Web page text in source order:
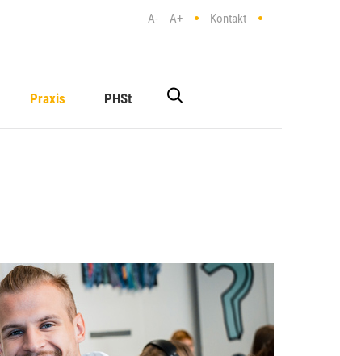
A- A+ Kontakt
Praxis PHSt